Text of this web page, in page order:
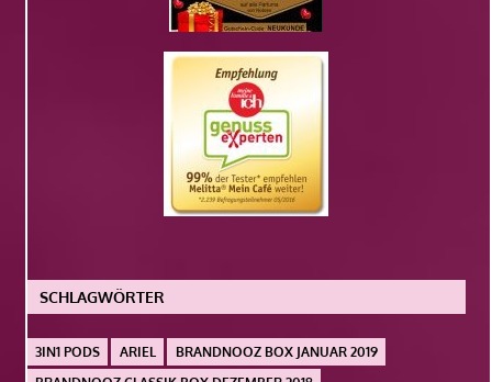
SCHLAGWÖRTER
3IN1 PODS ARIEL
BRANDNOOZ BOX JANUAR 2019